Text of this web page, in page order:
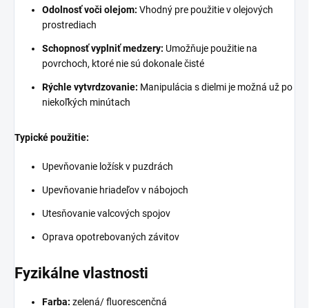
Odolnosť voči olejom: Vhodný pre použitie v olejových
prostrediach
Schopnosť vyplniť medzery: Umožňuje použitie na
povrchoch, ktoré nie sú dokonale čisté
Rýchle vytvrdzovanie: Manipulácia s dielmi je možná už po
niekoľkých minútach
Typické použitie:
Upevňovanie ložísk v puzdrách
Upevňovanie hriadeľov v nábojoch
Utesňovanie valcových spojov
Oprava opotrebovaných závitov
Fyzikálne vlastnosti
Farba: zelená/ fluorescenčná